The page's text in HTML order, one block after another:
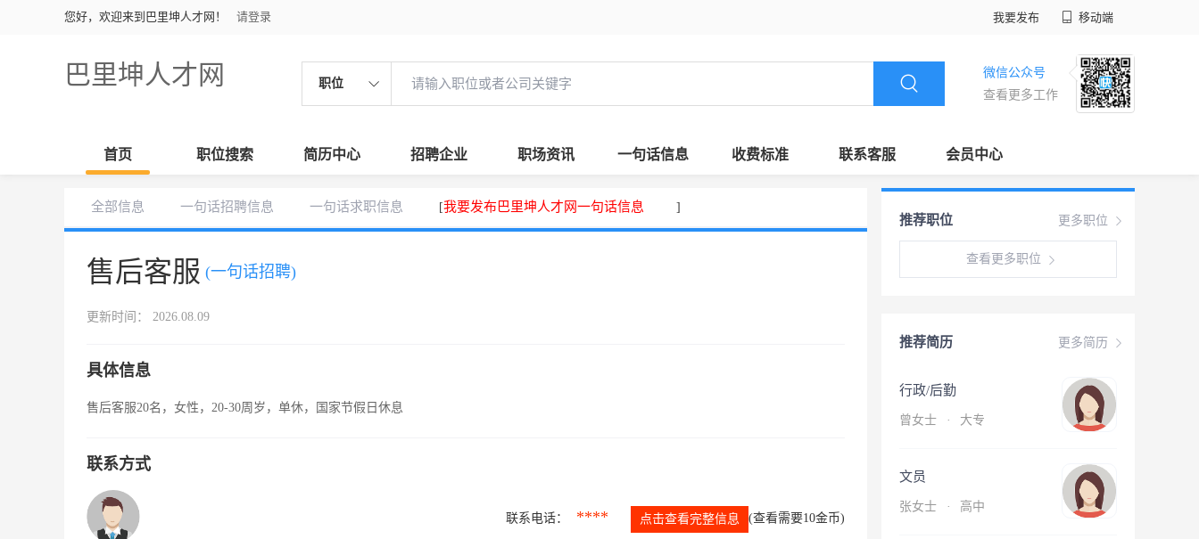
您好，欢迎来到巴里坤人才网！ 请登录 我要发布 移动端
巴里坤人才网 职位
微信公众号
查看更多工作
首页 职位搜索 简历中心 招聘企业 职场资讯 一句话信息 收费标准 联系客服 会员中心
全部信息 一句话招聘信息 一句话求职信息 [我要发布巴里坤人才网一句话信息 ]
售后客服 (一句话招聘)
更新时间： 2026.08.09
具体信息
售后客服20名，女性，20-30周岁，单休，国家节假日休息
联系方式
联系电话： **** 点击查看完整信息 (查看需要10金币)
更多职位
推荐职位
查看更多职位
更多简历
推荐简历
行政/后勤
曾女士 · 大专
文员
张女士 · 高中